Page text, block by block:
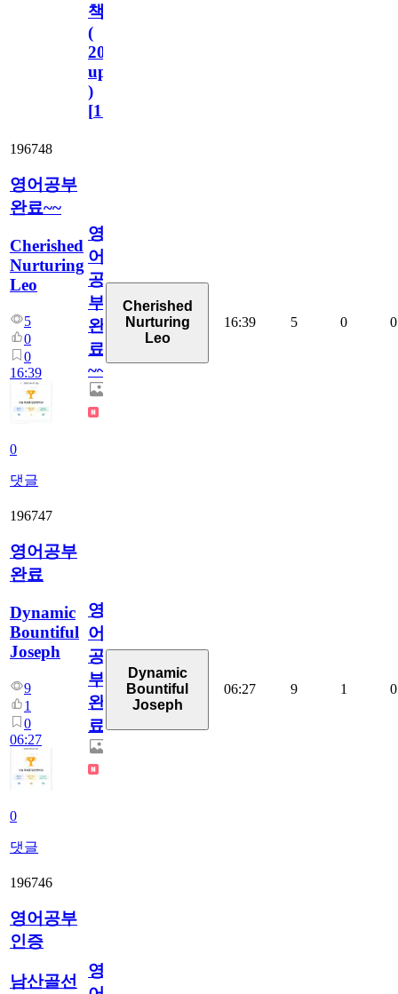
책
(
2023.11.1
update
)
[110
196748
영어공부
완료~~
Cherished
Nurturing
Leo
5
0
0
16:39
0
댓글
영
어
공
부
완
료
~~
Cherished
Nurturing
Leo
16:39 5 0 0
196747
영어공부
완료
Dynamic
Bountiful
Joseph
9
1
0
06:27
0
댓글
영
어
공
부
완
료
Dynamic
Bountiful
Joseph
06:27 9 1 0
196746
영어공부
인증
남산골선
영